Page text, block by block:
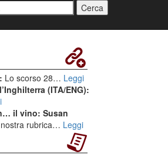
Lo scorso 28… Leggi
(ITA/ENG):
il vino: Susan
rubrica… Leggi